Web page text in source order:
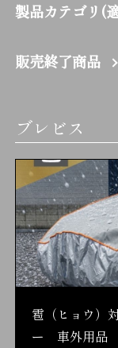
製品カテゴリ(
販売終了商品
ブレビス
雹（ヒョウ
ー 車外用品